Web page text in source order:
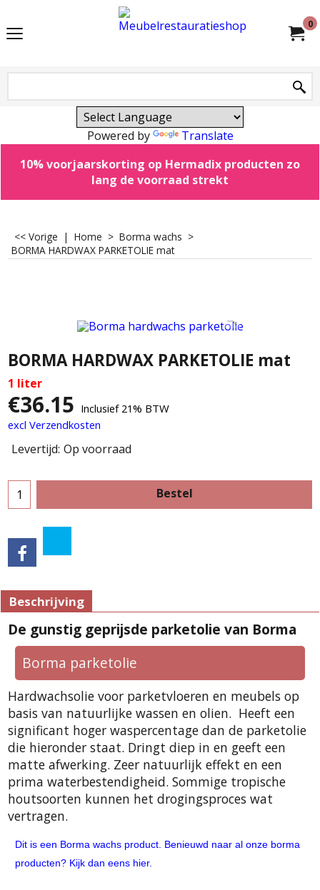
0
Powered by
Translate
10% voorjaarskorting op Hermadix producten zo
lang de voorraad strekt
<< Vorige | Home > Borma wachs >
BORMA HARDWAX PARKETOLIE mat
BORMA HARDWAX PARKETOLIE mat
1 liter
€36.15 Inclusief 21% BTW
excl Verzendkosten
Levertijd: Op voorraad
Bestel
Beschrijving
De gunstig geprijsde parketolie van Borma
Borma parketolie
Hardwachsolie voor parketvloeren en meubels op
basis van natuurlijke wassen en olien. Heeft een
significant hoger waspercentage dan de parketolie
die hieronder staat. Dringt diep in en geeft een
matte afwerking. Zeer natuurlijk effekt en een
prima waterbestendigheid. Sommige tropische
houtsoorten kunnen het drogingsproces wat
vertragen.
Dit is een Borma wachs product. Benieuwd naar al onze borma
producten? Kijk dan eens hier.